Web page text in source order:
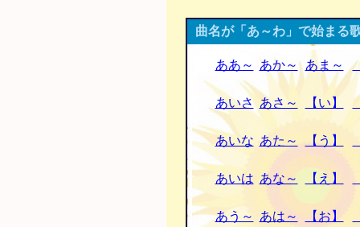
曲名が「あ～わ」で始まる
ああ～ あか～ あま～
あいさ あさ～ 【い】
あいな あた～ 【う】
あいは あな～ 【え】
あう～ あは～ 【お】